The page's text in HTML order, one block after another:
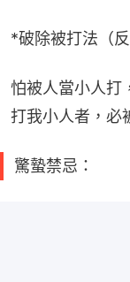
*破除被打法（
怕被人當小人打
打我小人者，必
驚蟄禁忌：